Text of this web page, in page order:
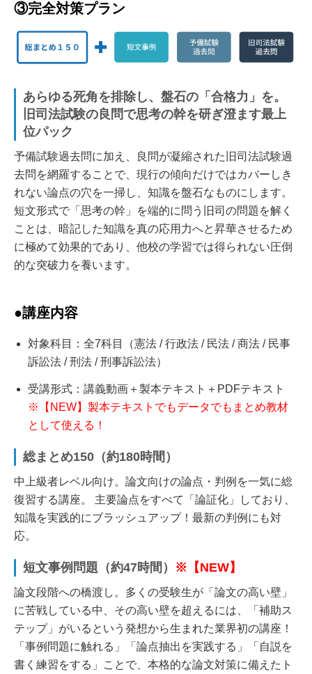
③完全対策プラン
あらゆる死角を排除し、盤石の「合格力」を。
旧司法試験の良問で思考の幹を研ぎ澄ます最上
位パック
予備試験過去問に加え、良問が凝縮された旧司法試験過
去問を網羅することで、現行の傾向だけではカバーしき
れない論点の穴を一掃し、知識を盤石なものにします。
短文形式で「思考の幹」を端的に問う旧司の問題を解く
ことは、暗記した知識を真の応用力へと昇華させるため
に極めて効果的であり、他校の学習では得られない圧倒
的な突破力を養います。
●講座内容
対象科目：全7科目（憲法 / 行政法 / 民法 / 商法 / 民事
訴訟法 / 刑法 / 刑事訴訟法）
受講形式：講義動画＋製本テキスト＋PDFテキスト
※【NEW】製本テキストでもデータでもまとめ教材
として使える！
総まとめ150（約180時間）
中上級者レベル向け。論文向けの論点・判例を一気に総
復習する講座。 主要論点をすべて「論証化」しており、
知識を実践的にブラッシュアップ！最新の判例にも対
応。
短文事例問題（約47時間） ※【NEW】
論文段階への橋渡し。多くの受験生が「論文の高い壁」
に苦戦している中、その高い壁を超えるには、「補助ス
テップ」がいるという発想から生まれた業界初の講座！
「事例問題に触れる」「論点抽出を実践する」「自説を
書く練習をする」ことで、本格的な論文対策に備えたト